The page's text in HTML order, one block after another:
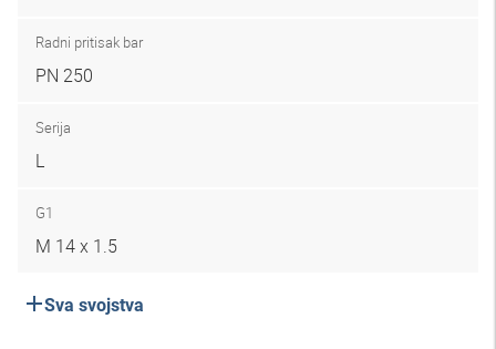
Radni pritisak bar
PN 250
Serija
L
G1
M 14 x 1.5
Sva svojstva